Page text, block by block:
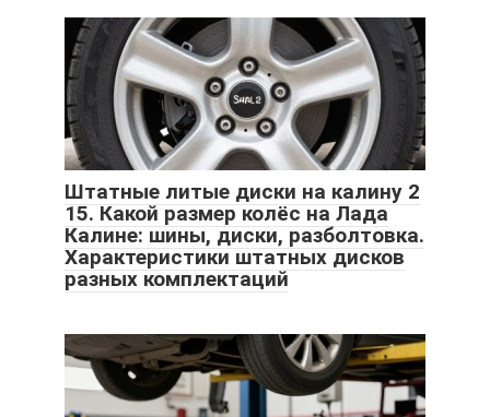
Штатные литые диски на калину 2
15. Какой размер колёс на Лада
Калине: шины, диски, разболтовка.
Характеристики штатных дисков
разных комплектаций